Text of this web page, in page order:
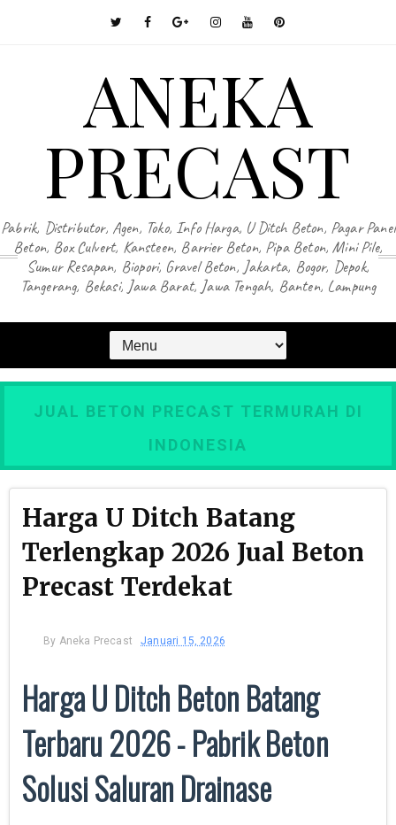
ANEKA
PRECAST
Pabrik, Distributor, Agen, Toko, Info Harga, U Ditch Beton, Pagar Panel
Beton, Box Culvert, Kansteen, Barrier Beton, Pipa Beton, Mini Pile,
Sumur Resapan, Biopori, Gravel Beton, Jakarta, Bogor, Depok,
Tangerang, Bekasi, Jawa Barat, Jawa Tengah, Banten, Lampung
JUAL BETON PRECAST TERMURAH DI
INDONESIA
Harga U Ditch Batang
Terlengkap 2026 Jual Beton
Precast Terdekat
By Aneka Precast Januari 15, 2026
Harga U Ditch Beton Batang
Terbaru 2026 - Pabrik Beton
Solusi Saluran Drainase